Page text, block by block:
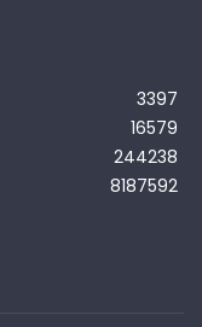
3397
16579
244238
8187592